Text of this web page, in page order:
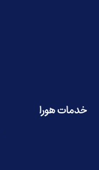
خدمات هورا